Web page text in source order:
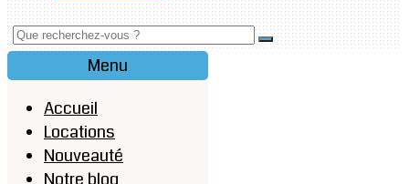
Menu
Accueil
Locations
Nouveauté